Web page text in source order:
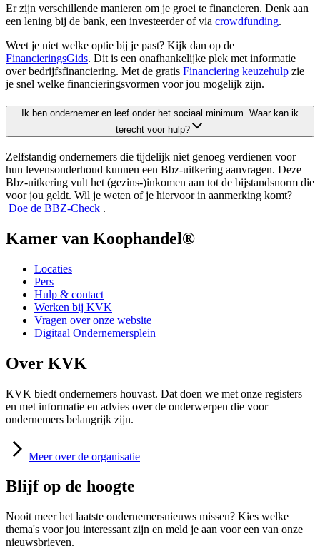
Er zijn verschillende manieren om je groei te financieren. Denk aan
een lening bij de bank, een investeerder of via crowdfunding.
Weet je niet welke optie bij je past? Kijk dan op de
FinancieringsGids. Dit is een onafhankelijke plek met informatie
over bedrijfsfinanciering. Met de gratis Financiering keuzehulp zie
je snel welke financieringsvormen voor jou mogelijk zijn.
Ik ben ondernemer en leef onder het sociaal minimum. Waar kan ik
terecht voor hulp?
Zelfstandig ondernemers die tijdelijk niet genoeg verdienen voor
hun levensonderhoud kunnen een Bbz-uitkering aanvragen. Deze
Bbz-uitkering vult het (gezins-)inkomen aan tot de bijstandsnorm die
voor jou geldt. Wil je weten of je hiervoor in aanmerking komt?
Doe de BBZ-Check .
Kamer van Koophandel®
Locaties
Pers
Hulp & contact
Werken bij KVK
Vragen over onze website
Digitaal Ondernemersplein
Over KVK
KVK biedt ondernemers houvast. Dat doen we met onze registers
en met informatie en advies over de onderwerpen die voor
ondernemers belangrijk zijn.
Meer over de organisatie
Blijf op de hoogte
Nooit meer het laatste ondernemersnieuws missen? Kies welke
thema's voor jou interessant zijn en meld je aan voor een van onze
nieuwsbrieven.